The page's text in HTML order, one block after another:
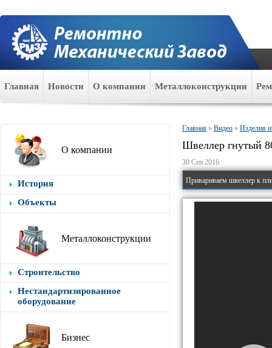
Главная Новости О компании Металлоконструкции
О компании
История
Объекты
Металлоконструкции
Строительство
Нестандартизированное
оборудование
Бизнес
Главная » Видео » Изделия
Швеллер гнутый
30 Сен 2016
Привариваем швеллер к